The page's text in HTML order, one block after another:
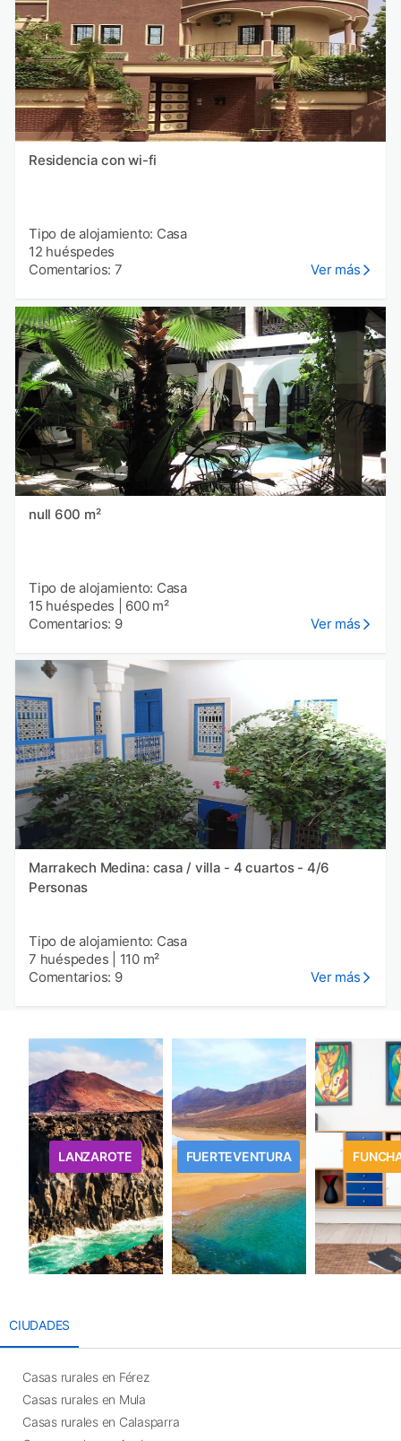
Residencia con wi-fi
Tipo de alojamiento: Casa
12 huéspedes
Comentarios: 7
Ver más
null 600 m²
Tipo de alojamiento: Casa
15 huéspedes
600 m²
Comentarios: 9
Ver más
Marrakech Medina: casa / villa - 4 cuartos - 4/6
Personas
Tipo de alojamiento: Casa
7 huéspedes
110 m²
Comentarios: 9
Ver más
LANZAROTE FUERTEVENTURA
CIUDADES
Casas rurales en Férez
Casas rurales en Mula
Casas rurales en Calasparra